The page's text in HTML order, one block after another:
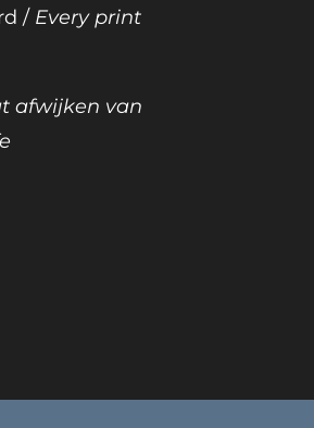
/ Every print
afwijken van